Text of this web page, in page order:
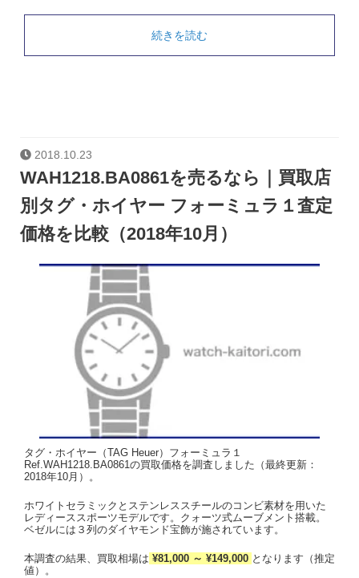
続きを読む
2018.10.23
WAH1218.BA0861を売るなら｜買取店
別タグ・ホイヤー フォーミュラ１査定
価格を比較（2018年10月）
タグ・ホイヤー（TAG Heuer）フォーミュラ１
Ref.WAH1218.BA0861の買取価格を調査しました（最終更新：
2018年10月）。
ホワイトセラミックとステンレススチールのコンビ素材を用いた
レディーススポーツモデルです。クォーツ式ムーブメント搭載。
ベゼルには３列のダイヤモンド宝飾が施されています。
本調査の結果、買取相場は ¥81,000 ～ ¥149,000 となります（推定
値）。